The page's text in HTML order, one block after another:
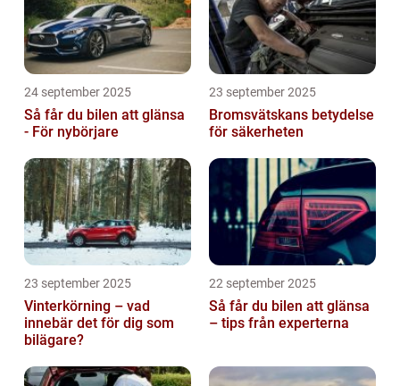
24 september 2025
Så får du bilen att glänsa
- För nybörjare
23 september 2025
Bromsvätskans betydelse
för säkerheten
23 september 2025
Vinterkörning – vad
innebär det för dig som
bilägare?
22 september 2025
Så får du bilen att glänsa
– tips från experterna